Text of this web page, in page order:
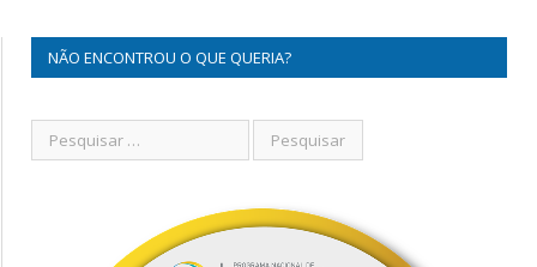
NÃO ENCONTROU O QUE QUERIA?